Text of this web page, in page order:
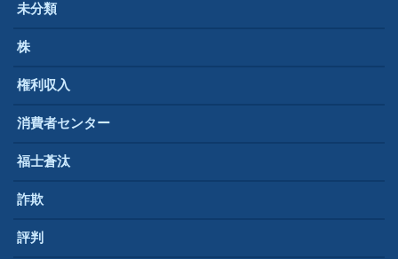
未分類
株
権利収入
消費者センター
福士蒼汰
詐欺
評判